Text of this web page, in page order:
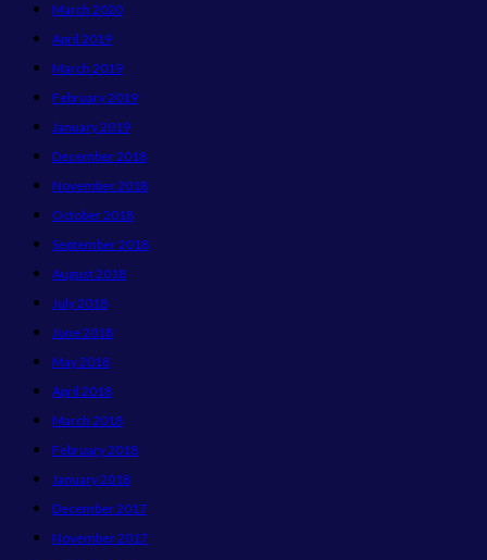
March 2020
April 2019
March 2019
February 2019
January 2019
December 2018
November 2018
October 2018
September 2018
August 2018
July 2018
June 2018
May 2018
April 2018
March 2018
February 2018
January 2018
December 2017
November 2017